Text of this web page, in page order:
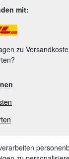
mit:
zu